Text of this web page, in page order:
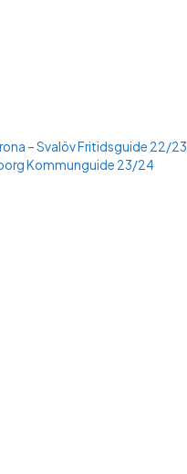
– Svalöv Fritidsguide 22/23
Kommunguide 23/24